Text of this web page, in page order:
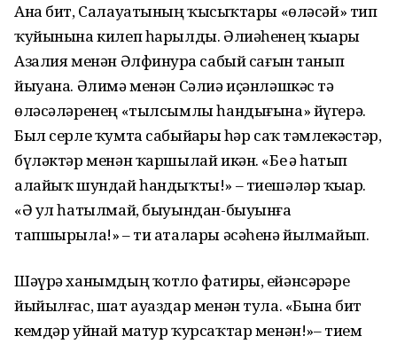
Ана бит, Салауатының ҡыҙсыҡтары «өләсәй» тип
ҡуйынына килеп һарылды. Әлиәһенең ҡыҙҙары
Азалия менән Әлфинурҙа сабый сағын танып
йыуана. Әлимә менән Сәлиә иҫәнләшкәс тә
өләсәләренең «тылсымлы һандығына» йүгерә.
Был серле ҡумта сабыйҙарҙы һәр саҡ тәмлекәстәр,
бүләктәр менән ҡаршылай икән. «Беҙ ҙә һатып
алайыҡ шундай һандыҡты!» – тиешәләр ҡыҙҙар.
«Ә ул һатылмай, быуындан-быуынға
тапшырыла!» – ти аталары әсәһенә йылмайып.
Шәүрә ханымдың ҡотло фатиры, ейәнсәрҙәре
йыйылғас, шат ауаздар менән тула. «Бына бит
кемдәр уйнай матур ҡурсаҡтар менән!»– тием